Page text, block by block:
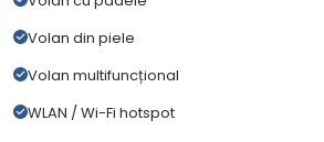
Volan din piele
Volan multifuncțional
WLAN / Wi-Fi hotspot